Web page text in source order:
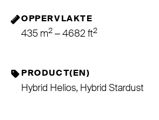
OPPERVLAKTE
435 m2 – 4682 ft2
PRODUCT(EN)
Hybrid Helios, Hybrid Stardust